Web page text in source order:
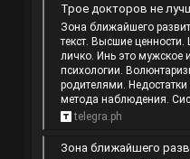
Трое докторов не лучше одного чем больше докторов тем
Зона ближайшего
текст. Высшие
личко. Инь это мужское
психологии.
родителями.
метода наблюдения.
telegra.ph
Зона ближайшего развития ребенка это. Особенности